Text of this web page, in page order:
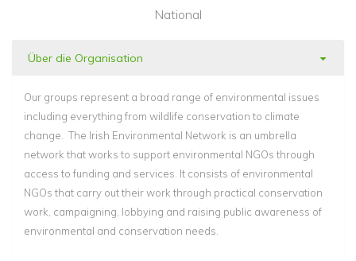
National
Über die Organisation
Our groups represent a broad range of environmental issues
including everything from wildlife conservation to climate
change. The Irish Environmental Network is an umbrella
network that works to support environmental NGOs through
access to funding and services. It consists of environmental
NGOs that carry out their work through practical conservation
work, campaigning, lobbying and raising public awareness of
environmental and conservation needs.